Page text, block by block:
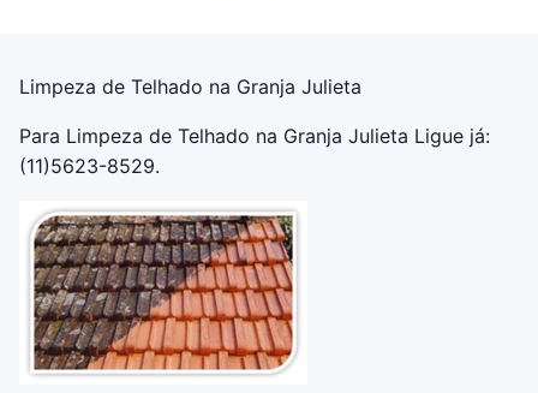
Limpeza de Telhado na Granja Julieta
Para Limpeza de Telhado na Granja Julieta Ligue já:
(11)5623-8529.